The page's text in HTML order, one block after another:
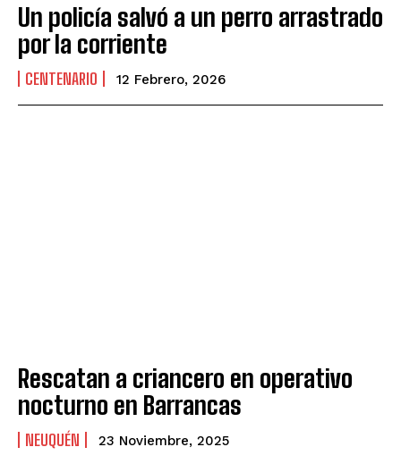
Un policía salvó a un perro arrastrado
por la corriente
CENTENARIO 12 Febrero, 2026
Rescatan a criancero en operativo
nocturno en Barrancas
NEUQUÉN 23 Noviembre, 2025